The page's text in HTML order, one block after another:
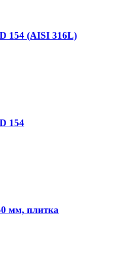
154 (AISI 316L)
154
мм, плитка